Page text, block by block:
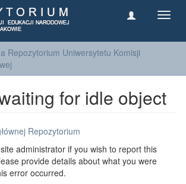
Repozytorium Uniwersytetu Komisji
for idle object
Repozytorium
administrator if you wish to report this
provide details about what you were
error occurred.